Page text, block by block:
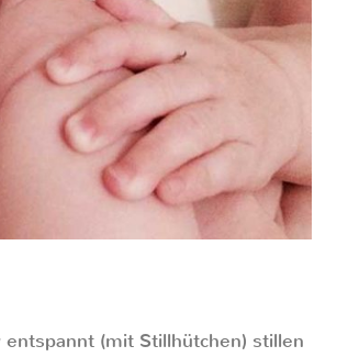
(mit Stillhütchen) stillen